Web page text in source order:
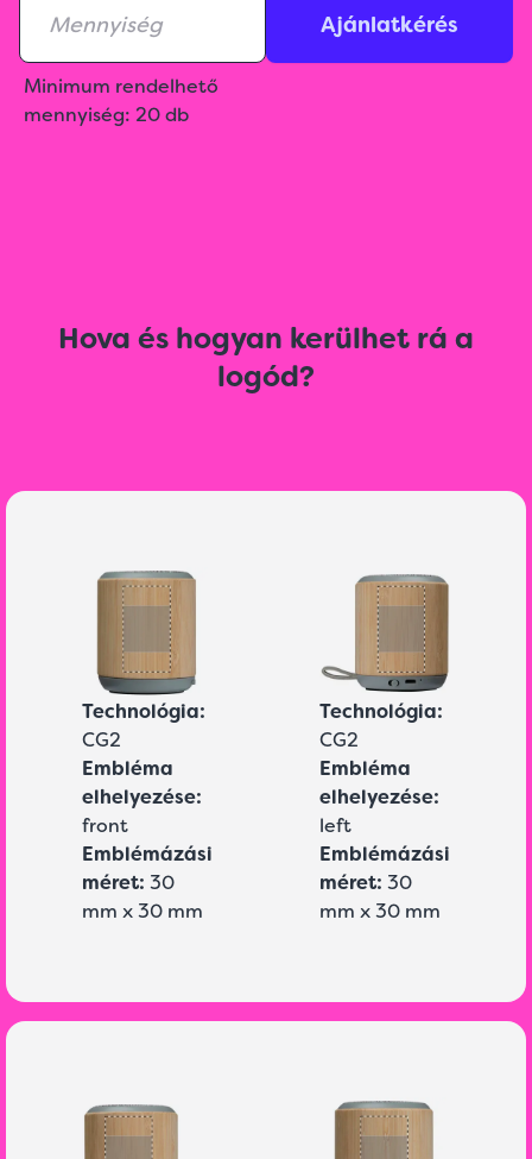
Minimum rendelhető
mennyiség: 20 db
Ajánlatkérés
Hova és hogyan kerülhet rá a
logód?
Technológia:
CG2
Embléma
elhelyezése:
front
Emblémázási
méret: 30
mm x 30 mm
Technológia:
CG2
Embléma
elhelyezése:
left
Emblémázási
méret: 30
mm x 30 mm